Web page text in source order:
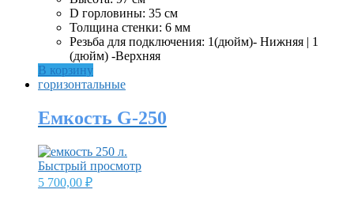
D горловины: 35 см
Толщина стенки: 6 мм
Резьба для подключения: 1(дюйм)- Нижняя | 1
(дюйм) -Верхняя
В корзину
горизонтальные
Емкость G-250
Быстрый просмотр
5 700,00 ₽